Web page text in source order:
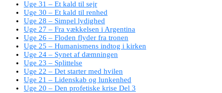
Uge 31 – Et kald til sejr
Uge 30 – Et kald til renhed
Uge 28 – Simpel lydighed
Uge 27 – Fra vækkelsen i Argentina
Uge 26 – Floden flyder fra tronen
Uge 25 – Humanismens indtog i kirken
Uge 24 – Synet af dæmningen
Uge 23 – Splittelse
Uge 22 – Det starter med hvilen
Uge 21 – Lidenskab og lunkenhed
Uge 20 – Den profetiske krise Del 3